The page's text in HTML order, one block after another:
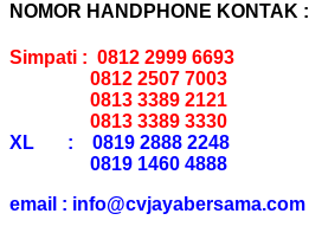
NOMOR HANDPHONE KONTAK :
Simpati : 0812 2999 6693
0812 2507 7003
0813 3389 2121
0813 3389 3330
XL : 0819 2888 2248
0819 1460 4888
email : info@cvjayabersama.com